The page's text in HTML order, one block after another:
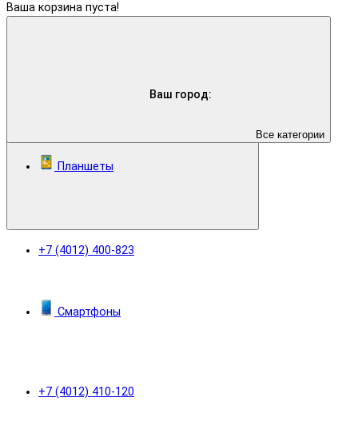
Ваш город:
+7 (4012) 400-823
+7 (4012) 410-120
Ваша корзина пуста!
Все категории
Планшеты
Смартфоны